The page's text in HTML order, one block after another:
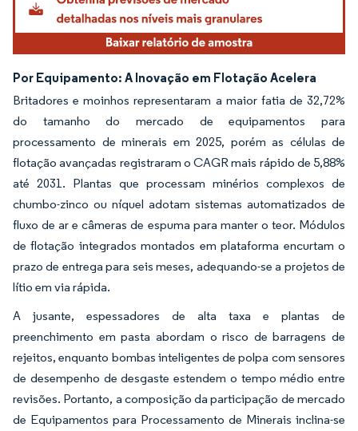
Por Equipamento: A Inovação em Flotação Acelera
Britadores e moinhos representaram a maior fatia de 32,72%
do tamanho do mercado de equipamentos para
processamento de minerais em 2025, porém as células de
flotação avançadas registraram o CAGR mais rápido de 5,88%
até 2031. Plantas que processam minérios complexos de
chumbo-zinco ou níquel adotam sistemas automatizados de
fluxo de ar e câmeras de espuma para manter o teor. Módulos
de flotação integrados montados em plataforma encurtam o
prazo de entrega para seis meses, adequando-se a projetos de
lítio em via rápida.
A jusante, espessadores de alta taxa e plantas de
preenchimento em pasta abordam o risco de barragens de
rejeitos, enquanto bombas inteligentes de polpa com sensores
de desempenho de desgaste estendem o tempo médio entre
revisões. Portanto, a composição da participação de mercado
de Equipamentos para Processamento de Minerais inclina-se